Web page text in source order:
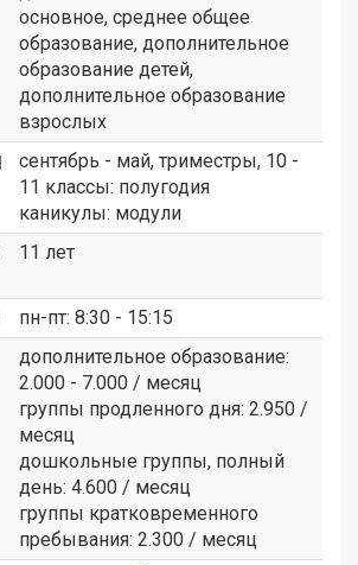
основное, среднее общее
образование, дополнительное
образование детей,
дополнительное образование
взрослых
сентябрь - май, триместры, 10 -
11 классы: полугодия
каникулы: модули
11 лет
пн-пт: 8:30 - 15:15
дополнительное образование:
2.000 - 7.000 / месяц
группы продленного дня: 2.950 /
месяц
дошкольные группы, полный
день: 4.600 / месяц
группы кратковременного
пребывания: 2.300 / месяц